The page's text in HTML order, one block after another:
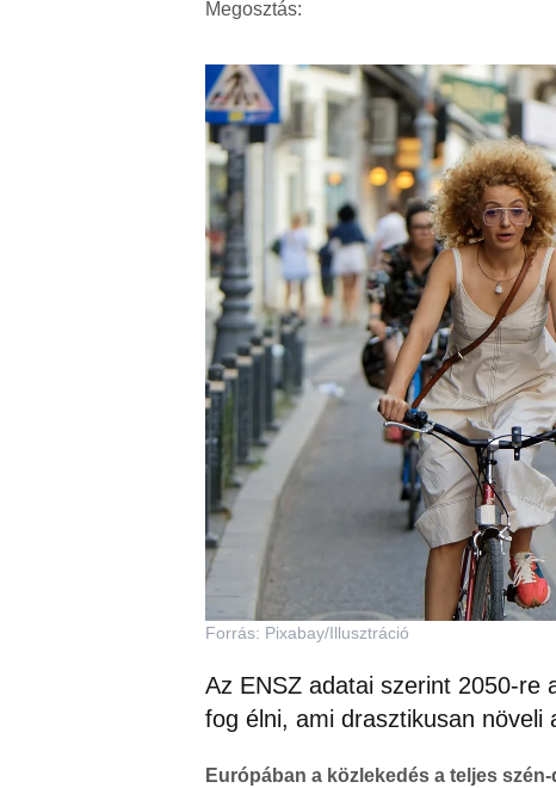
Megosztás:
Forrás: Pixabay/Illusztráció
Az ENSZ adatai szerint 2050-re
fog élni, ami drasztikusan növeli
Európában a közlekedés a teljes